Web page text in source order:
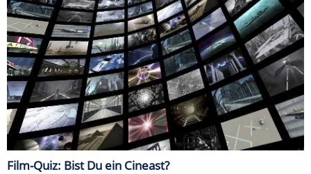
Film-Quiz: Bist Du ein Cineast?